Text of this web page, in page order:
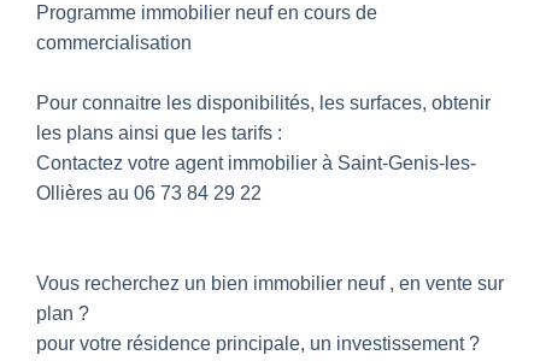
Programme immobilier neuf en cours de
commercialisation
Pour connaitre les disponibilités, les surfaces, obtenir
les plans ainsi que les tarifs :
Contactez votre agent immobilier à Saint-Genis-les-
Ollières au 06 73 84 29 22
Vous recherchez un bien immobilier neuf , en vente sur
plan ?
pour votre résidence principale, un investissement ?